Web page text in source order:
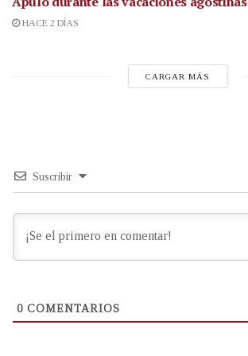
HACE 2 DÍAS
CARGAR MÁS
Suscribir
0 COMENTARIOS